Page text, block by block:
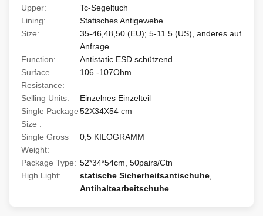
Upper:
Tc-Segeltuch
Lining:
Statisches Antigewebe
Size:
35-46,48,50 (EU); 5-11.5 (US), anderes auf
Anfrage
Function:
Antistatic ESD schützend
Surface
Resistance:
106 -107Ohm
Selling Units:
Einzelnes Einzelteil
Single Package
Size :
52X34X54 cm
Single Gross
Weight:
0,5 KILOGRAMM
Package Type: 52*34*54cm, 50pairs/Ctn
High Light:
statische Sicherheitsantischuhe
Antihaltearbeitschuhe